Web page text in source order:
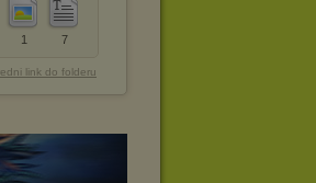
7
1
link do folderu